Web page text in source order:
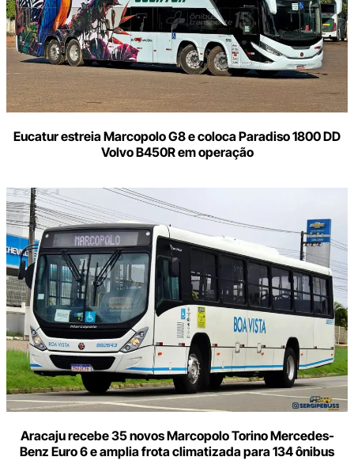
Eucatur estreia Marcopolo G8 e coloca Paradiso 1800 DD
Volvo B450R em operação
Aracaju recebe 35 novos Marcopolo Torino Mercedes-
Benz Euro 6 e amplia frota climatizada para 134 ônibus